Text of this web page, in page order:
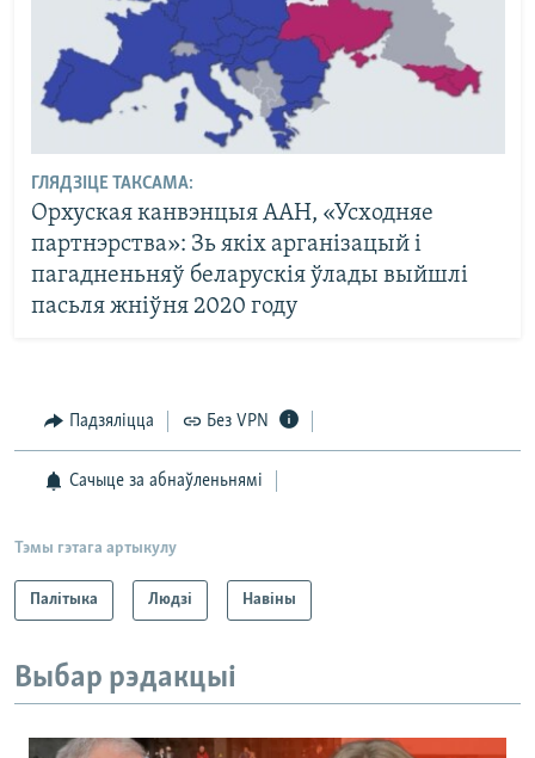
ГЛЯДЗІЦЕ ТАКСАМА:
Орхуская канвэнцыя ААН, «Усходняе
партнэрства»: Зь якіх арганізацый і
пагадненьняў беларускія ўлады выйшлі
пасьля жніўня 2020 году
Падзяліцца Без VPN
Сачыце за абнаўленьнямі
Тэмы гэтага артыкулу
Палітыка Людзі Навіны
Выбар рэдакцыі